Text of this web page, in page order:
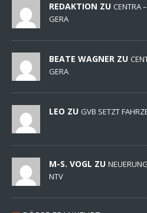
REDAKTION ZU CENTRA
GERA
BEATE WAGNER ZU
GERA
LEO ZU GVB SETZT
M-S. VOGL ZU
NTV